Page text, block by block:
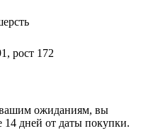
рост 172
вашим ожиданиям, вы
14 дней от даты покупки.